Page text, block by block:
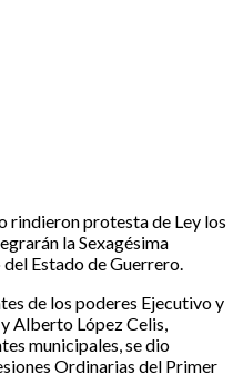
rindieron protesta de Ley los
la Sexagésima
Estado de Guerrero.
de los poderes Ejecutivo y
Alberto López Celis,
municipales, se dio
Ordinarias del Primer